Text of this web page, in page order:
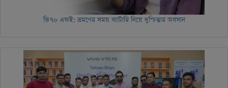
ভি৭০ এফই: ভ্রমণের সময় ব্যাটারি নিয়ে দুশ্চিন্তার অবসান